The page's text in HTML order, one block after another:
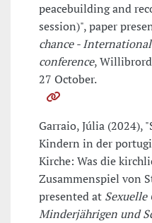
peacebuilding and
session)", paper
chance -
conference,
27 October.
Garraio, Júlia (2024),
Kindern in der
Kirche: Was die
Zusammenspiel von
presented at Sexuelle
Minderjährigen und